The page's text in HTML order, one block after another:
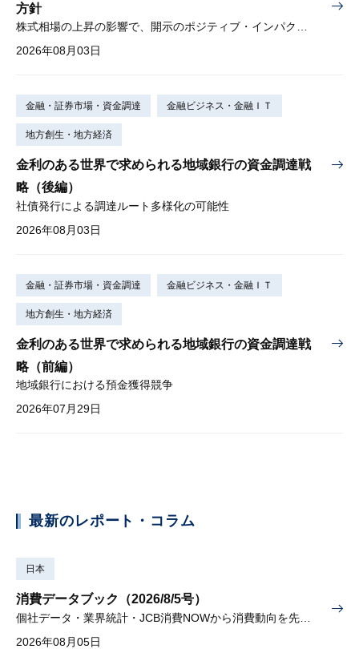
方針
株式相場の上昇の影響で、開示のポジティブ・インパクトは低下
2026年08月03日
金融・証券市場・資金調達 金融ビジネス・金融ＩＴ
地方創生・地方経済
金利のある世界で求められる地域銀行の資金調達戦
略（後編）
社債発行による調達ルート多様化の可能性
2026年08月03日
金融・証券市場・資金調達 金融ビジネス・金融ＩＴ
地方創生・地方経済
金利のある世界で求められる地域銀行の資金調達戦
略（前編）
地域銀行における預金獲得競争
2026年07月29日
最新のレポート・コラム
日本
消費データブック（2026/8/5号）
2026年08月05日